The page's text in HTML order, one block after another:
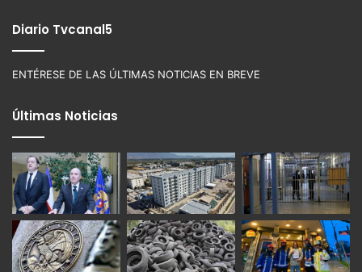
Diario Tvcanal5
ENTÉRESE DE LAS ÚLTIMAS NOTICIAS EN BREVE
Últimas Noticias